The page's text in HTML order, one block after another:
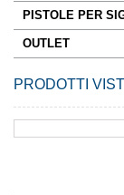
PISTOLE PER
OUTLET
PRODOTTI VISTI